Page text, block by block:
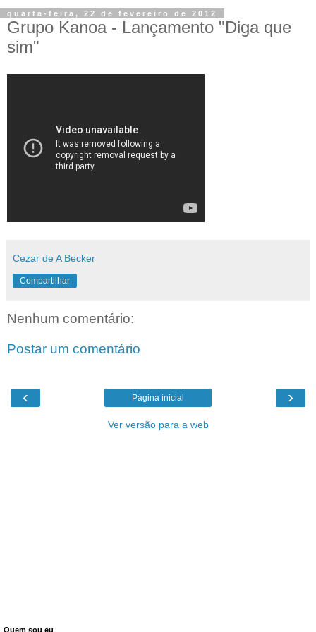
quarta-feira, 22 de fevereiro de 2012
Grupo Kanoa - Lançamento "Diga que
sim"
Cezar de A Becker
Compartilhar
Nenhum comentário:
Postar um comentário
‹ ›
Página inicial
Ver versão para a web
Quem sou eu